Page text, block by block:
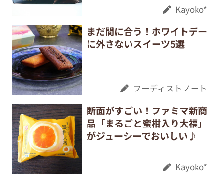
Kayoko*
まだ間に合う！ホワイトデー
に外さないスイーツ5選
フーディストノート
断面がすごい！ファミマ新商
品「まるごと蜜柑入り大福」
がジューシーでおいしい♪
Kayoko*